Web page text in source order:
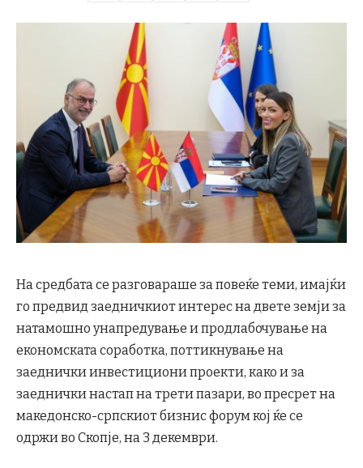
На средбата се разговараше за повеќе теми, имајќи
го предвид заедничкиот интерес на двете земји за
натамошно унапредување и продлабочување на
економската соработка, поттикнување на
заеднички инвестициони проекти, како и за
заеднички настап на трети пазари, во пресрет на
македонско-српскиот бизнис форум кој ќе се
одржи во Скопје, на 3 декември.